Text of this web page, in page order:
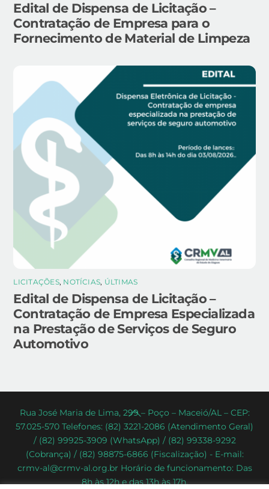
Edital de Dispensa de Licitação –
Contratação de Empresa para o
Fornecimento de Material de Limpeza
LICITAÇÕES, NOTÍCIAS, ÚLTIMAS
Edital de Dispensa de Licitação –
Contratação de Empresa Especializada
na Prestação de Serviços de Seguro
Automotivo
Back
To
Top
Rua José Maria de Lima, 299 – Poço – Maceió/AL – CEP:
57.025-570 Telefones: (82) 3221-2086 (Atendimento Geral)
/ (82) 99925-3909 (WhatsApp) / (82) 99338-9292
(Cobrança) / (82) 98875-6866 (Fiscalização) - E-mail:
crmv-al@crmv-al.org.br Horário de funcionamento: Das
8h às 12h e das 13h às 17h.